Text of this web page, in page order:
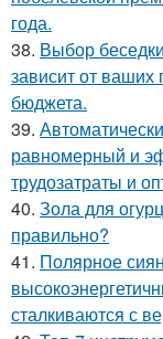
года.
38. Выбор
зависит от ваших
бюджета.
39.
равномерный и
трудозатраты и
40. Зола для
правильно?
41. Полярное
сталкиваются с